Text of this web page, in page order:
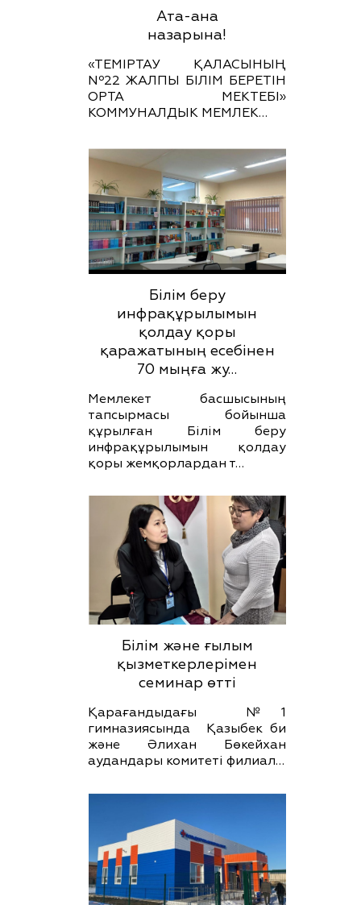
Ата-ана
назарына!
«ТЕМІРТАУ ҚАЛАСЫНЫҢ
Nº22 ЖАЛПЫ БІЛІМ БЕРЕТІН
ОРТА МЕКТЕБІ»
КОММУНАЛДЫК МЕМЛЕК…
Білім беру
инфрақұрылымын
қолдау қоры
қаражатының есебінен
70 мыңға жу…
Мемлекет басшысының
тапсырмасы бойынша
құрылған Білім беру
инфрақұрылымын қолдау
қоры жемқорлардан т…
Білім және ғылым
қызметкерлерімен
семинар өтті
Қарағандыдағы №1
гимназиясында Қазыбек би
және Әлихан Бөкейхан
аудандары комитеті филиал…